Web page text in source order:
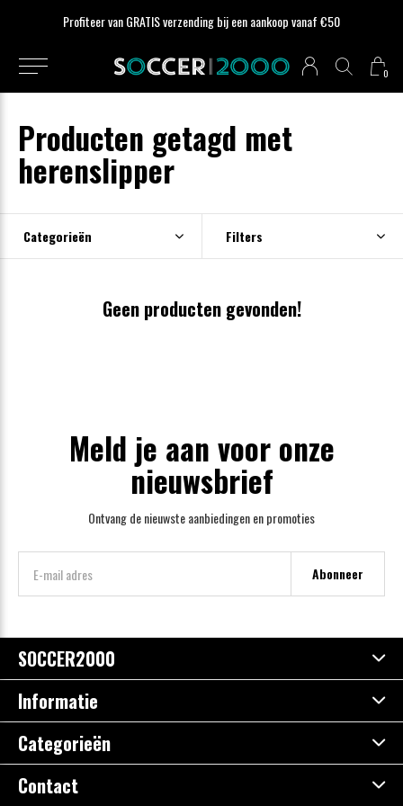
0
Profiteer van GRATIS verzending bij een aankoop vanaf €50
Producten getagd met
herenslipper
Categorieën Filters
Geen producten gevonden!
Meld je aan voor onze
nieuwsbrief
Ontvang de nieuwste aanbiedingen en promoties
Abonneer
SOCCER2000
Informatie
Categorieën
Contact